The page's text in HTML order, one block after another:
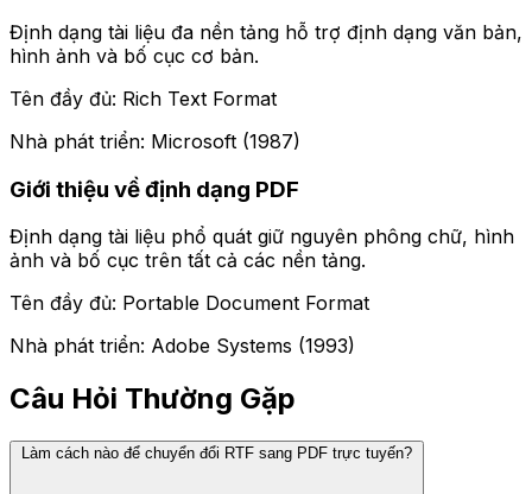
Định dạng tài liệu đa nền tảng hỗ trợ định dạng văn bản,
hình ảnh và bố cục cơ bản.
Tên đầy đủ: Rich Text Format
Nhà phát triển: Microsoft (1987)
Giới thiệu về định dạng PDF
Định dạng tài liệu phổ quát giữ nguyên phông chữ, hình
ảnh và bố cục trên tất cả các nền tảng.
Tên đầy đủ: Portable Document Format
Nhà phát triển: Adobe Systems (1993)
Câu Hỏi Thường Gặp
Làm cách nào để chuyển đổi RTF sang PDF trực tuyến?